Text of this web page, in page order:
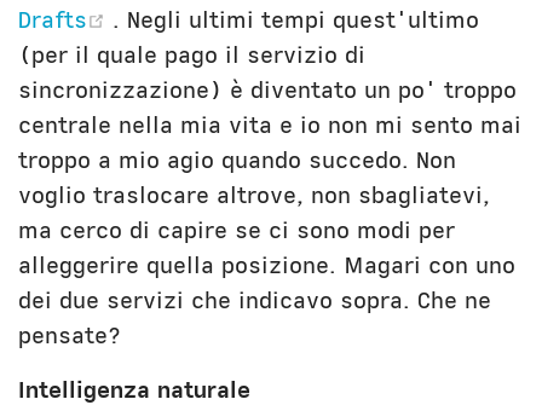
Drafts
(opens new window)
. Negli ultimi tempi quest'ultimo
(per il quale pago il servizio di
sincronizzazione) è diventato un po' troppo
centrale nella mia vita e io non mi sento mai
troppo a mio agio quando succedo. Non
voglio traslocare altrove, non sbagliatevi,
ma cerco di capire se ci sono modi per
alleggerire quella posizione. Magari con uno
dei due servizi che indicavo sopra. Che ne
pensate?
Intelligenza naturale